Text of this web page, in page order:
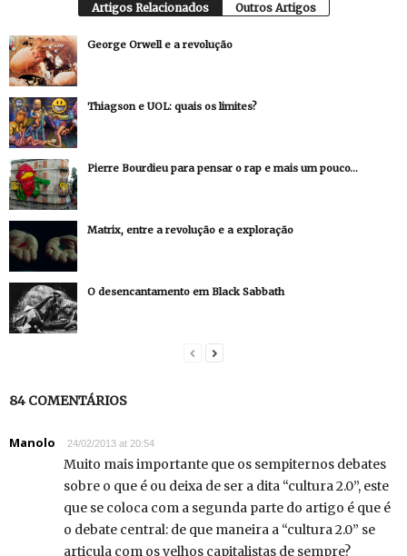
Artigos Relacionados Outros Artigos
George Orwell e a revolução
Thiagson e UOL: quais os limites?
Pierre Bourdieu para pensar o rap e mais um pouco…
Matrix, entre a revolução e a exploração
O desencantamento em Black Sabbath
84 COMENTÁRIOS
Manolo 24/02/2013 at 20:54
Muito mais importante que os sempiternos debates
sobre o que é ou deixa de ser a dita “cultura 2.0”, este
que se coloca com a segunda parte do artigo é que é
o debate central: de que maneira a “cultura 2.0” se
articula com os velhos capitalistas de sempre?